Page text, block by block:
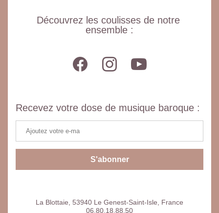
Découvrez les coulisses de notre
ensemble :
Recevez votre dose de musique baroque :
S'abonner
La Blottaie, 53940 Le Genest-Saint-Isle, France
06.80.18.88.50